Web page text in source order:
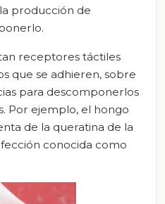
producción de
receptores táctiles
que se adhieren, sobre
para descomponerlos
Por ejemplo, el hongo
de la queratina de la
conocida como